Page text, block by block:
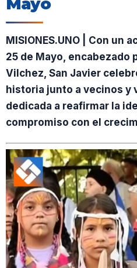
MISIONES.UNO | Con un
25 de Mayo, encabezado
Vilchez, San Javier
historia junto a vecinos y
dedicada a reafirmar la
compromiso con el